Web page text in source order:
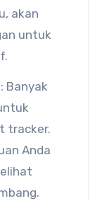
akan
untuk
: Banyak
tracker.
Anda